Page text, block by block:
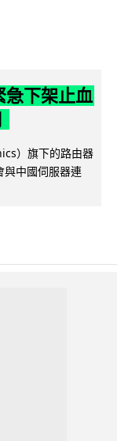
急下架止血
）旗下的路由器
與中國伺服器連